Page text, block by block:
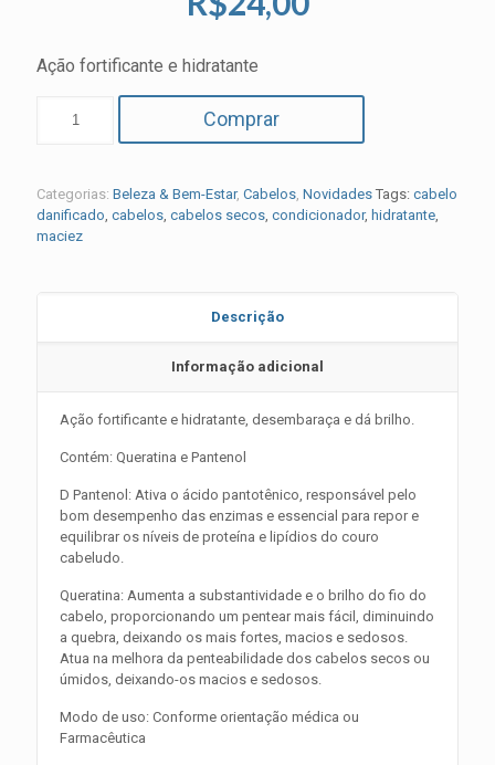
Ação fortificante e hidratante
Comprar
Categorias: Beleza & Bem-Estar, Cabelos, Novidades Tags: cabelo
danificado, cabelos, cabelos secos, condicionador, hidratante,
maciez
Descrição
Informação adicional
Ação fortificante e hidratante, desembaraça e dá brilho.
Contém: Queratina e Pantenol
D Pantenol: Ativa o ácido pantotênico, responsável pelo
bom desempenho das enzimas e essencial para repor e
equilibrar os níveis de proteína e lipídios do couro
cabeludo.
Queratina: Aumenta a substantividade e o brilho do fio do
cabelo, proporcionando um pentear mais fácil, diminuindo
a quebra, deixando os mais fortes, macios e sedosos.
Atua na melhora da penteabilidade dos cabelos secos ou
úmidos, deixando-os macios e sedosos.
Modo de uso: Conforme orientação médica ou
Farmacêutica